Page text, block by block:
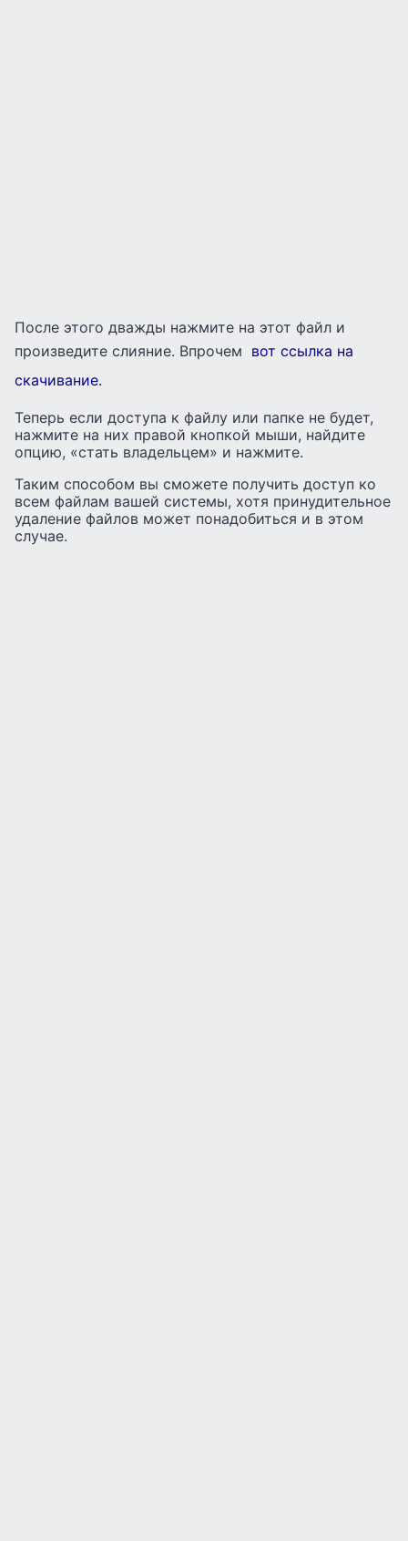
После этого дважды нажмите на этот файл и
произведите слияние. Впрочем вот ссылка на
скачивание.
Теперь если доступа к файлу или папке не будет,
нажмите на них правой кнопкой мыши, найдите
опцию, «стать владельцем» и нажмите.
Таким способом вы сможете получить доступ ко
всем файлам вашей системы, хотя принудительное
удаление файлов может понадобиться и в этом
случае.